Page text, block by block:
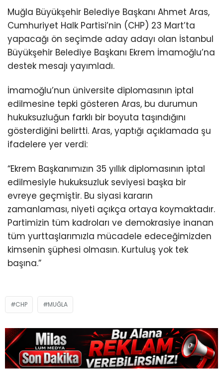
Muğla Büyükşehir Belediye Başkanı Ahmet Aras,
Cumhuriyet Halk Partisi’nin (CHP) 23 Mart’ta
yapacağı ön seçimde aday adayı olan İstanbul
Büyükşehir Belediye Başkanı Ekrem İmamoğlu’na
destek mesajı yayımladı.
İmamoğlu’nun üniversite diplomasının iptal
edilmesine tepki gösteren Aras, bu durumun
hukuksuzluğun farklı bir boyuta taşındığını
gösterdiğini belirtti. Aras, yaptığı açıklamada şu
ifadelere yer verdi:
“Ekrem Başkanımızın 35 yıllık diplomasının iptal
edilmesiyle hukuksuzluk seviyesi başka bir
evreye geçmiştir. Bu siyasi kararın
zamanlaması, niyeti açıkça ortaya koymaktadır.
Partimizin tüm kadroları ve demokrasiye inanan
tüm yurttaşlarımızla mücadele edeceğimizden
kimsenin şüphesi olmasın. Kurtuluş yok tek
başına.”
CHP MUĞLA